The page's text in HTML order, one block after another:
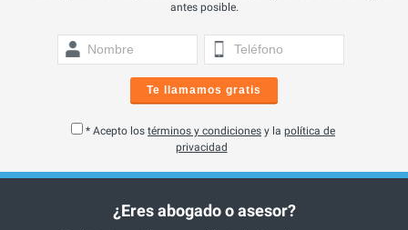
antes posible.
Te llamamos gratis
* Acepto los términos y condiciones y la política de
privacidad
¿Eres abogado o asesor?